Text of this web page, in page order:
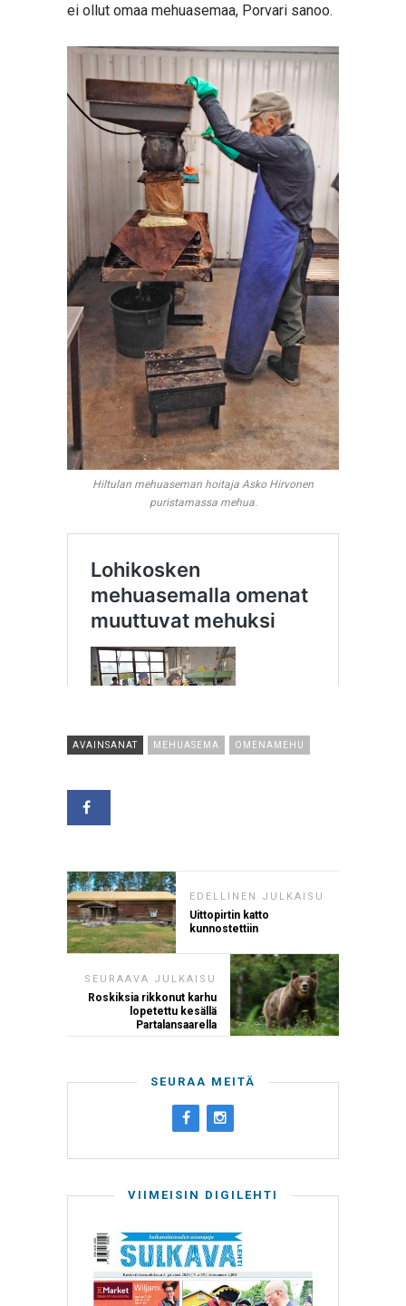
ei ollut omaa mehuasemaa, Porvari sanoo.
Hiltulan mehuaseman hoitaja Asko Hirvonen
puristamassa mehua.
AVAINSANAT MEHUASEMA OMENAMEHU
EDELLINEN JULKAISU
Uittopirtin katto
kunnostettiin
SEURAAVA JULKAISU
Roskiksia rikkonut karhu
lopetettu kesällä
Partalansaarella
SEURAA MEITÄ
VIIMEISIN DIGILEHTI